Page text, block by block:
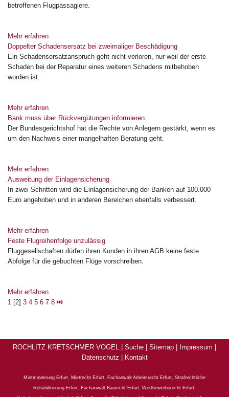
betroffenen Flugpassagiere.
Mehr erfahren
Doppelter Schadensersatz bei zweimaliger Beschädigung
Ein Schadensersatzanspruch geht nicht verloren, nur weil der erste
Schaden bei der Reparatur eines weiteren Schadens mitbehoben
worden ist.
Mehr erfahren
Bank muss über Rückvergütungen informieren
Der Bundesgerichtshof hat die Rechte von Anlegern gestärkt, wenn es
um den Nachweis einer mangelhaften Beratung geht.
Mehr erfahren
Ausweitung der Einlagensicherung
In zwei Schritten wird die Einlagensicherung der Banken auf 100.000
Euro angehoben und in anderen Bereichen ebenfalls verbessert.
Mehr erfahren
Feste Flugreihenfolge unzulässig
Fluggesellschaften dürfen ihren Kunden in ihren AGB keine feste
Abfolge für die gebuchten Flüge vorschreiben.
Mehr erfahren
1 [2] 3 4 5 6 7 8 ⏭
ROCHLITZ KRETSCHMER VOGEL | Suche Sitemap Impressum
Datenschutz
Kontakt
Mietminderung Erfurt, Mietrecht Erfurt, Fachanwalt Arbeitsrecht Erfurt, Strafrechtliche
Rehabilitierung Erfurt, Fachanwalt Baurecht Erfurt, Wettbewerbsrecht Erfurt,